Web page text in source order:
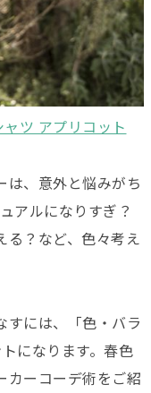
ツ アプリコット
は、意外と悩みがち
アルになりすぎ？
る？など、色々考え
すには、「色・バラ
になります。春色
カーコーデ術をご紹